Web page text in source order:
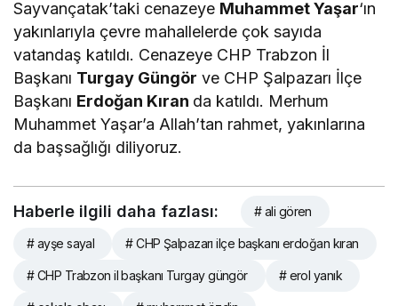
Sayvançatak’taki cenazeye Muhammet Yaşar‘ın
yakınlarıyla çevre mahallelerde çok sayıda
vatandaş katıldı. Cenazeye CHP Trabzon İl
Başkanı Turgay Güngör ve CHP Şalpazarı İlçe
Başkanı Erdoğan Kıran da katıldı. Merhum
Muhammet Yaşar’a Allah’tan rahmet, yakınlarına
da başsağlığı diliyoruz.
Haberle ilgili daha fazlası: # ali gören
# ayşe sayal # CHP Şalpazarı ilçe başkanı erdoğan kıran
# CHP Trabzon il başkanı Turgay güngör # erol yanık